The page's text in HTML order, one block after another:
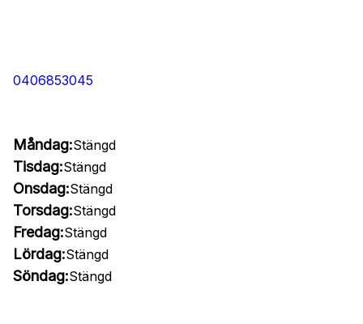
0406853045
Måndag:Stängd
Tisdag:Stängd
Onsdag:Stängd
Torsdag:Stängd
Fredag:Stängd
Lördag:Stängd
Söndag:Stängd